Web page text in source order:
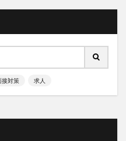
接対策 求人